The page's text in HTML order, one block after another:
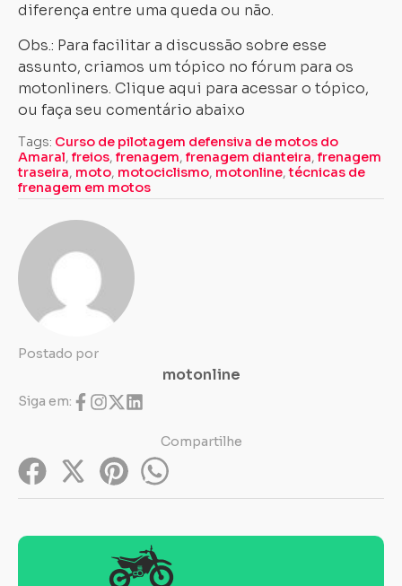
diferença entre uma queda ou não.
Obs.: Para facilitar a discussão sobre esse
assunto, criamos um tópico no fórum para os
motonliners. Clique aqui para acessar o tópico,
ou faça seu comentário abaixo
Tags: Curso de pilotagem defensiva de motos do
Amaral, freios, frenagem, frenagem dianteira, frenagem
traseira, moto, motociclismo, motonline,técnicas de
frenagem em motos
Postado por
motonline
Siga em:
Compartilhe